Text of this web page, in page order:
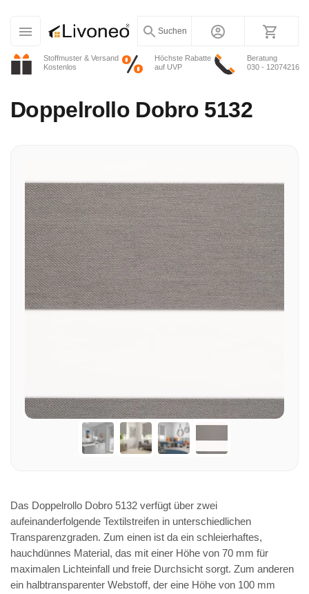
Stoffmuster & Versand
Kostenlos
Höchste Rabatte
auf UVP
Beratung
030 - 12074216
Suchen
Doppelrollo Dobro 5132
Das Doppelrollo Dobro 5132 verfügt über zwei
aufeinanderfolgende Textilstreifen in unterschiedlichen
Transparenzgraden. Zum einen ist da ein schleierhaftes,
hauchdünnes Material, das mit einer Höhe von 70 mm für
maximalen Lichteinfall und freie Durchsicht sorgt. Zum anderen
ein halbtransparenter Webstoff, der eine Höhe von 100 mm